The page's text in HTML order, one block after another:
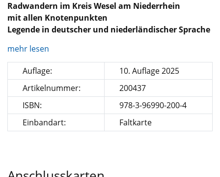
Radwandern im Kreis Wesel am Niederrhein
mit allen Knotenpunkten
Legende in deutscher und niederländischer Sprache
mehr lesen
Auflage:
10. Auflage 2025
Artikelnummer:
200437
ISBN:
978-3-96990-200-4
Einbandart:
Faltkarte